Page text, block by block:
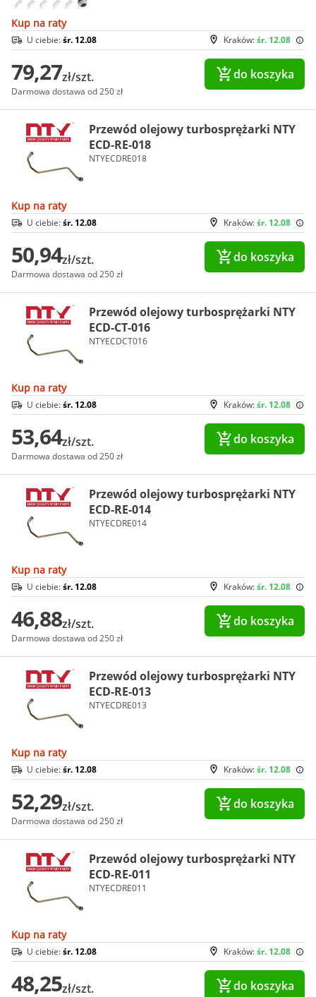
Kup na raty
Kraków:śr. 12.08
U ciebie:śr. 12.08
79,27zł/szt.
Darmowa dostawa od 250 zł
do koszyka
Przewód olejowy turbosprężarki NTY
ECD-RE-018
NTYECDRE018
Kup na raty
Kraków:śr. 12.08
U ciebie:śr. 12.08
50,94zł/szt.
Darmowa dostawa od 250 zł
do koszyka
Przewód olejowy turbosprężarki NTY
ECD-CT-016
NTYECDCT016
Kup na raty
Kraków:śr. 12.08
U ciebie:śr. 12.08
53,64zł/szt.
Darmowa dostawa od 250 zł
do koszyka
Przewód olejowy turbosprężarki NTY
ECD-RE-014
NTYECDRE014
Kup na raty
Kraków:śr. 12.08
U ciebie:śr. 12.08
46,88zł/szt.
Darmowa dostawa od 250 zł
do koszyka
Przewód olejowy turbosprężarki NTY
ECD-RE-013
NTYECDRE013
Kup na raty
Kraków:śr. 12.08
U ciebie:śr. 12.08
52,29zł/szt.
Darmowa dostawa od 250 zł
do koszyka
Przewód olejowy turbosprężarki NTY
ECD-RE-011
NTYECDRE011
Kup na raty
Kraków:śr. 12.08
U ciebie:śr. 12.08
48,25zł/szt. do koszyka